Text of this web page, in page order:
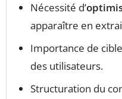
Nécessité d’
apparaître en
Importance de
des utilisateurs.
Structuration du